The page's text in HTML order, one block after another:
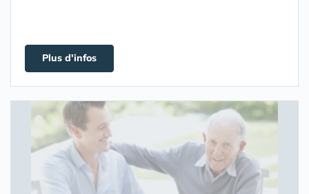
Plus d'infos